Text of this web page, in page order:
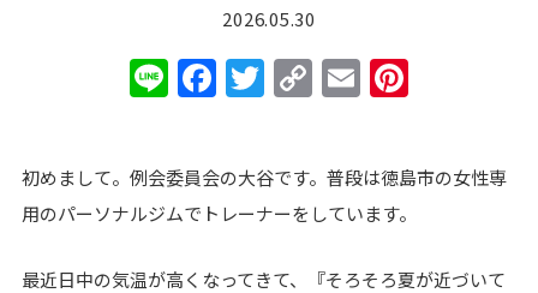
2026.05.30
LineFacebook
Twitter
Copy
Link
Email
初めまして。例会委員会の大谷です。普段は徳島市の女性専
用のパーソナルジムでトレーナーをしています。
最近日中の気温が高くなってきて、『そろそろ夏が近づいて